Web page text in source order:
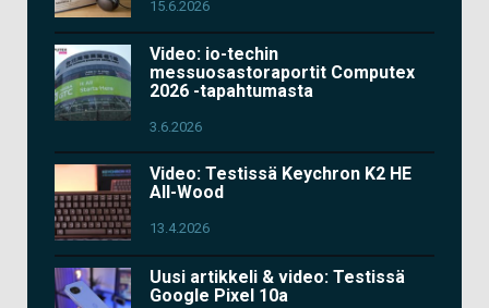
15.6.2026
Video: io-techin
messuosastoraportit Computex
2026 -tapahtumasta
3.6.2026
Video: Testissä Keychron K2 HE
All-Wood
13.4.2026
Uusi artikkeli & video: Testissä
Google Pixel 10a